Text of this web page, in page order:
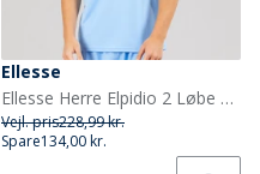
Ellesse
Ellesse Herre Elpidio 2 Løbe T-shirt Blå
Vejl. pris228,99 kr.
Spare134,00 kr.